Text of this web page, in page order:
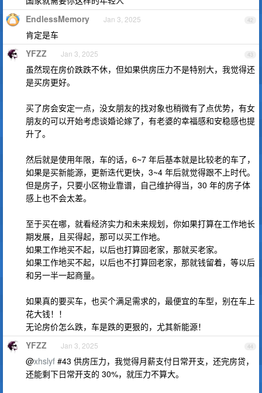
42
EndlessMemory Jan 3, 2025
肯定是车
43
YFZZ Jan 3, 2025
虽然现在房价跌跌不休，但如果供房压力不是特别大，我觉得还
是买房更好。
买了房会安定一点，没女朋友的找对象也稍微有了点优势，有女
朋友的可以开始考虑谈婚论嫁了，有老婆的幸福感和安稳感也提
升了。
然后就是使用年限，车的话，6~7 年后基本就是比较老的车了，
如果是买新能源，更新迭代更快，3~4 年后就觉得跟不上时代。
但是房子，只要小区物业靠谱，自己维护得当，30 年的房子体
感上也不会太差。
至于买在哪，就看经济实力和未来规划，你如果打算在工作地长
期发展，且买得起，那可以买工作地。
如果工作地买不起，以后也打算回老家，那就买老家。
如果工作地买不起，以后也不打算回老家，那就钱留着，等以后
和另一半一起商量。
如果真的要买车，也买个满足需求的，最便宜的车型，别在车上
花大钱！！
无论房价怎么跌，车是跌的更狠的，尤其新能源！
44
YFZZ Jan 3, 2025
@xhslyf #43 供房压力，我觉得月薪支付日常开支，还完房贷，
还能剩下日常开支的 30%，就压力不算大。